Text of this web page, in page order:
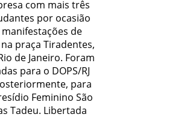
com mais três
por ocasião
manifestações de
praça Tiradentes,
de Janeiro. Foram
para o DOPS/RJ
para
Feminino São
Tadeu. Libertada